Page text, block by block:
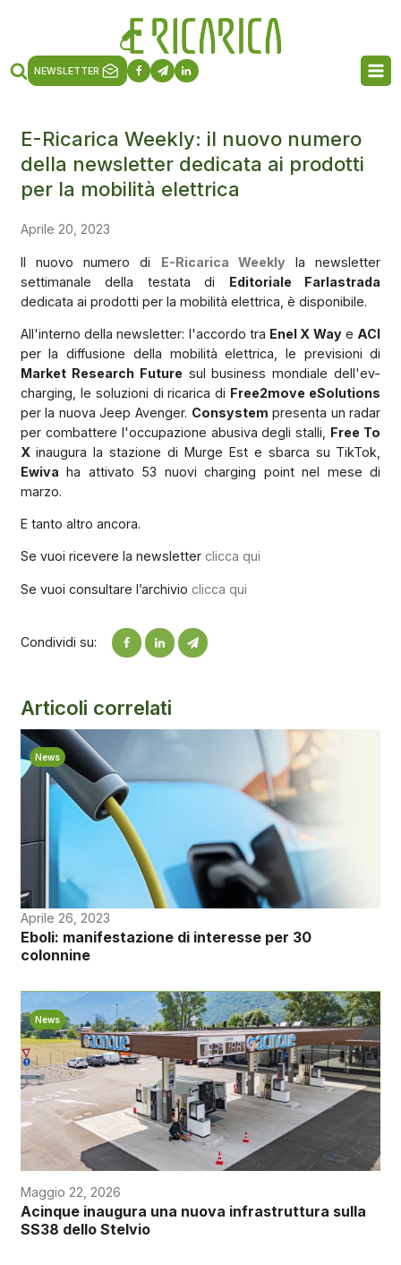
NEWSLETTER
E-Ricarica Weekly: il nuovo numero
della newsletter dedicata ai prodotti
per la mobilità elettrica
Aprile 20, 2023
Il nuovo numero di E-Ricarica Weekly la newsletter
settimanale della testata di Editoriale Farlastrada
dedicata ai prodotti per la mobilità elettrica, è disponibile.
All'interno della newsletter: l'accordo tra Enel X Waye ACI
per la diffusione della mobilità elettrica, le previsioni di
Market Research Future sul business mondiale dell'ev-
charging, le soluzioni di ricarica di Free2move eSolutions
per la nuova Jeep Avenger. Consystem presenta un radar
per combattere l'occupazione abusiva degli stalli, Free To
Xinaugura la stazione di Murge Est e sbarca su TikTok,
Ewiva ha attivato 53 nuovi charging point nel mese di
marzo.
E tanto altro ancora.
Se vuoi ricevere la newsletter clicca qui
Se vuoi consultare l’archivio clicca qui
Condividi su:
Articoli correlati
News
Aprile 26, 2023
Eboli: manifestazione di interesse per 30
colonnine
News
Maggio 22, 2026
Acinque inaugura una nuova infrastruttura sulla
SS38 dello Stelvio